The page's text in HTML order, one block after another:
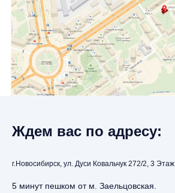
Ждем вас по адресу:
г.Новосибирск, ул. Дуси Ковальчук 272/2, 3 Этаж
5 минут пешком от м. Заельцовская.